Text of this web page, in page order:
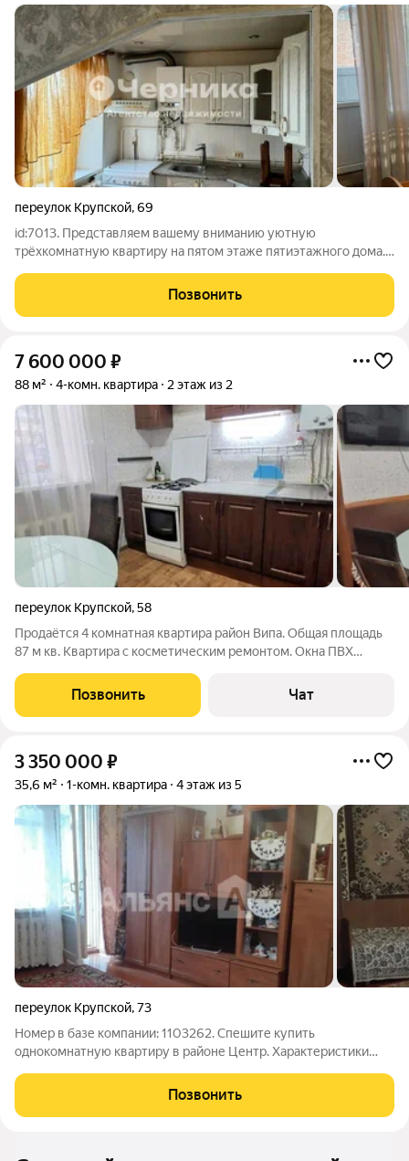
переулок Крупской,69
id:7013. Представляем вашему вниманию уютную
трёхкомнатную квартиру на пятом этаже пятиэтажного дома.
которых 38,4 квадратных метра жилая площадь. Квартира
идеально подойдёт тем, кто ценит
Позвонить
7 600 000 ₽
88 м² 4-комн. квартира 2 этаж из 2
переулок Крупской,58
Продаётся 4 комнатная квартира район Випа. Общая площадь
87 м кв. Квартира с косметическим ремонтом. Окна ПВХ
Хорошее месторасположение всё в шаговой доступности.
Дом после капитального .
Позвонить Чат
3 350 000 ₽
35,6 м² 1-комн. квартира 4 этаж из 5
переулок Крупской,73
Номер в базе компании: 1103262. Спешите купить
однокомнатную квартиру в районе Центр. Характеристики
этаже 5 этажного кирпичного дома. Планировка позволяет
максимально эффективно использовать
Позвонить